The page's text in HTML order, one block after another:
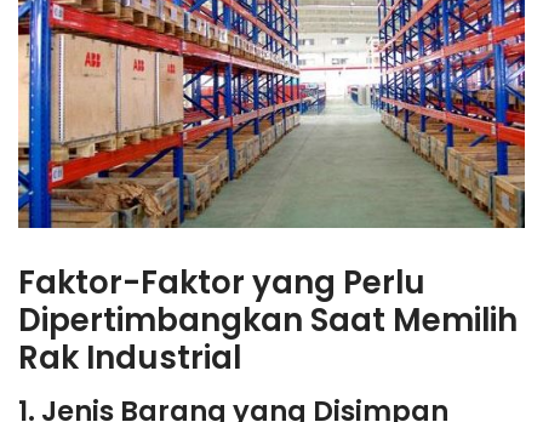
Faktor-Faktor yang Perlu
Dipertimbangkan Saat Memilih
Rak Industrial
1. Jenis Barang yang Disimpan